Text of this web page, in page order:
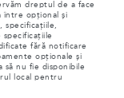
dreptul de a face
între opțional și
specificațiile,
specificațiile
fără notificare
opționale și
să nu fie disponibile
local pentru